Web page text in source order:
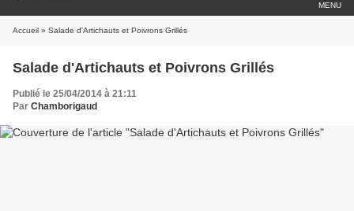
MENU
Accueil » Salade d'Artichauts et Poivrons Grillés
Salade d'Artichauts et Poivrons Grillés
Publié le 25/04/2014 à 21:11
Par Chamborigaud